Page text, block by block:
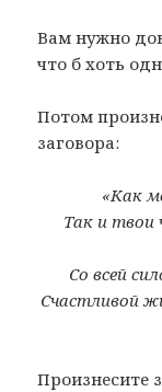
Вам нужно
что б хоть
Потом
заговора:
«Как
Так и твои
Со всей
Счастливой
Произнесите